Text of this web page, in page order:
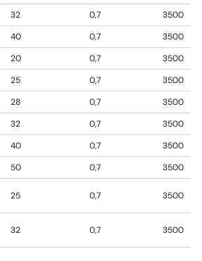
32 0,7
3500
40 0,7
3500
20 0,7
3500
25 0,7
3500
28 0,7
3500
32 0,7
3500
40 0,7
3500
50 0,7 3500
25 0,7 3500
32 0,7 3500